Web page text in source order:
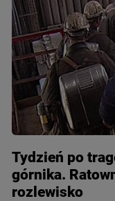
Tydzień po
górnika.
rozlewisko